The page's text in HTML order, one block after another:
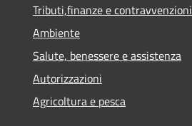
Tributi,finanze e contravvenzioni
Ambiente
Salute, benessere e assistenza
Autorizzazioni
Agricoltura e pesca